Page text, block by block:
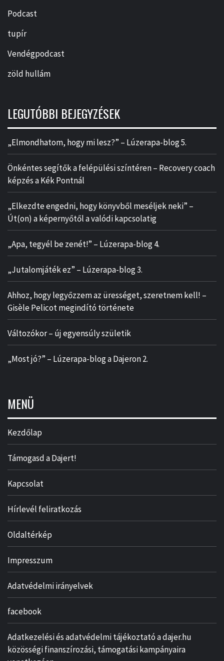
Podcast
tupír
Vendégpodcast
zöld hullám
LEGUTÓBBI BEJEGYZÉSEK
„Elmondhatom, hogy mi lesz?” – Lúzerapa-blog 5.
Önkéntes segítők a felépülési színtéren – Recovery coach
képzés a Kék Pontnál
„Elkezdte engedni, hogy könyvből meséljek neki” –
Út(on) a képernyőtől a valódi kapcsolatig
„Apa, tegyél be zenét!” – Lúzerapa-blog 4.
„Jutalomjáték ez” – Lúzerapa-blog 3.
Ahhoz, hogy legyőzzem az ürességet, szeretnem kell! –
Gisèle Pelicot megindító története
Változókor – új egyensúly születik
„Most jó?” – Lúzerapa-blog a Dajeron 2.
MENÜ
Kezdőlap
Támogasd a Dajert!
Kapcsolat
Hírlevél feliratkozás
Oldaltérkép
Impresszum
Adatvédelmi irányelvek
facebook
Adatkezelési és adatvédelmi tájékoztató a dajer.hu
közösségi finanszírozási, támogatási kampányaira